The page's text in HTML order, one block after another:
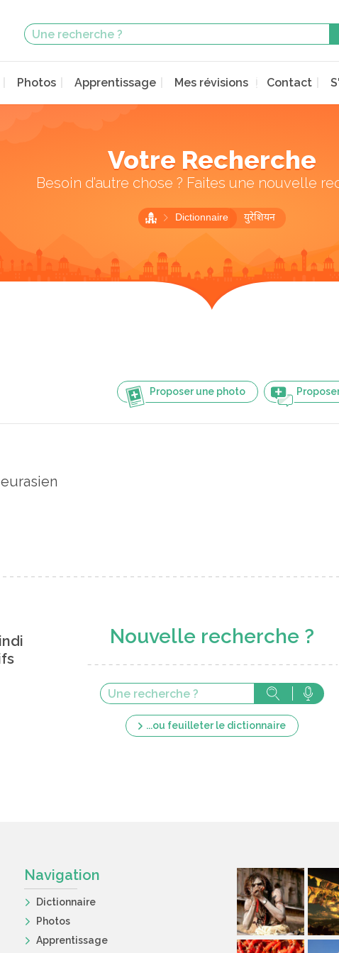
Photos Apprentissage Mes révisions Contact
Votre Recherche
Besoin d’autre chose ? Faites une nouvelle
Dictionnaire युरेशियन
Proposer une photo
eurasien
Nouvelle recherche ?
...ou feuilleter le dictionnaire
Navigation
Dictionnaire
Photos
Apprentissage